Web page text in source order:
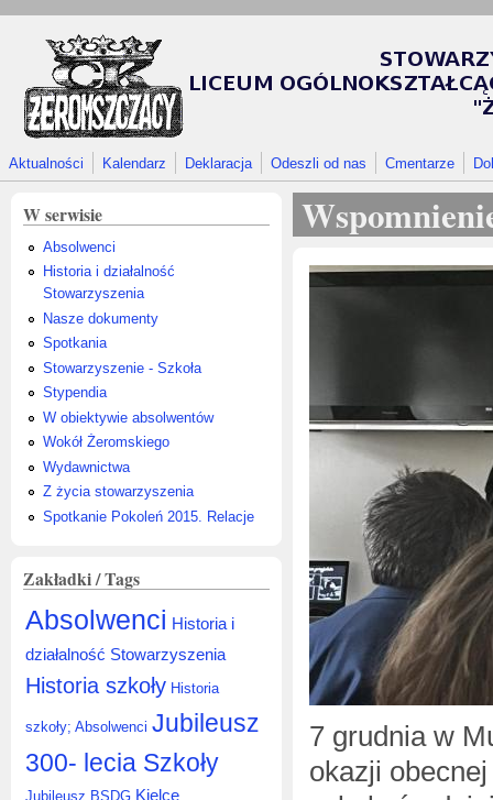
Aktualności Kalendarz Deklaracja Odeszli od nas Cmentarze
W serwisie
Absolwenci
Historia i działalność
Stowarzyszenia
Nasze dokumenty
Spotkania
Stowarzyszenie - Szkoła
Stypendia
W obiektywie absolwentów
Wokół Żeromskiego
Wydawnictwa
Z życia stowarzyszenia
Spotkanie Pokoleń 2015. Relacje
Zakładki / Tags
Absolwenci Historia i
działalność Stowarzyszenia
Historia szkoły Historia
szkoły; Absolwenci Jubileusz
300- lecia Szkoły
Jubileusz BSDG Kielce
7 grudnia w
okazji